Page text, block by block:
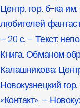
Центр. гор. б-ка
любителей
– 20 с. – Текст:
Книга. Обманом
Калашникова;
Новокузнецкий
«Контакт». –